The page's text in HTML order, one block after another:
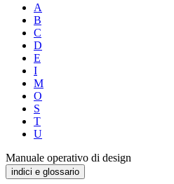
A
B
C
D
E
I
M
O
S
T
U
Manuale operativo di design
indici e glossario